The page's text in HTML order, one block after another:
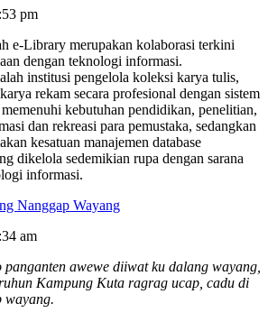
pm
e-Library merupakan kolaborasi terkini
dengan teknologi informasi.
institusi pengelola koleksi karya tulis,
rekam secara profesional dengan sistem
kebutuhan pendidikan, penelitian,
dan rekreasi para pemustaka, sedangkan
kesatuan manajemen database
dikelola sedemikian rupa dengan sarana
informasi.
Nanggap Wayang
am
panganten awewe diiwat ku dalang wayang,
Kampung Kuta ragrag ucap, cadu di
wayang.